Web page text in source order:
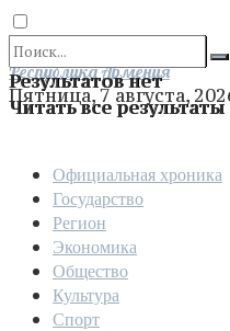
Результатов нет
Читать все результаты
Отправить
Республика Армения
Пятница, 7 августа,
Официальная хроника
Государство
Регион
Экономика
Общество
Культура
Спорт